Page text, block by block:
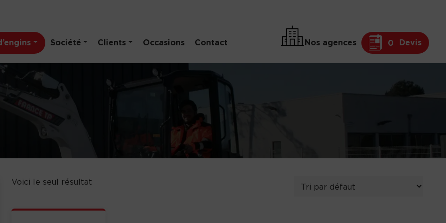
Société Clients Occasions Contact Nos agences 0 Devis
Voici le seul résultat